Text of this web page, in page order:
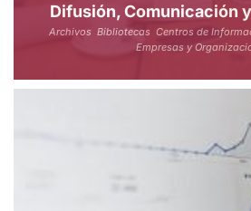
Difusión, Comunicación
Archivos Bibliotecas Centros de
Empresas y